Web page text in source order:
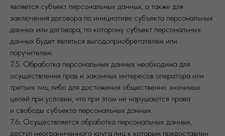
является субъект персональных данных, а также для
заключения договора по инициативе субъекта персональных
данных или договора, по которому субъект персональных
данных будет являться выгодоприобретателем или
поручителем.
7.5. Обработка персональных данных необходима для
осуществления прав и законных интересов оператора или
третьих лиц либо для достижения общественно значимых
целей при условии, что при этом не нарушаются права
и свободы субъекта персональных данных.
7.6. Осуществляется обработка персональных данных,
доступ неограниченного круга лиц к которым предоставлен